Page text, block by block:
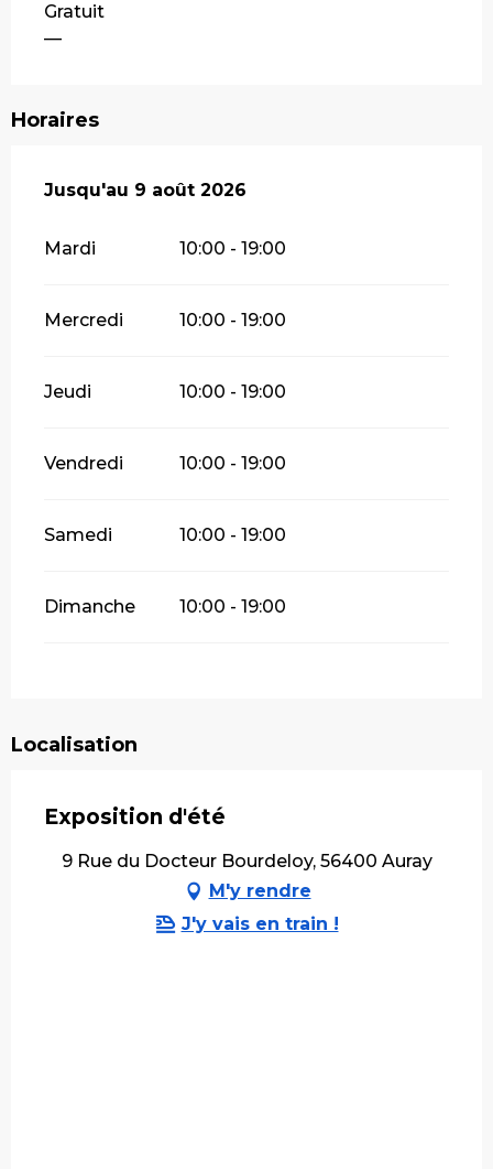
Gratuit
—
Horaires
Du22 juillet 2026au9 août 2026
Jusqu'au 9 août 2026
Mardi 10:00 - 19:00
Mercredi 10:00 - 19:00
Jeudi 10:00 - 19:00
Vendredi 10:00 - 19:00
Samedi 10:00 - 19:00
Dimanche 10:00 - 19:00
Localisation
Exposition d'été
9 Rue du Docteur Bourdeloy, 56400 Auray
M'y rendre
J'y vais en train !